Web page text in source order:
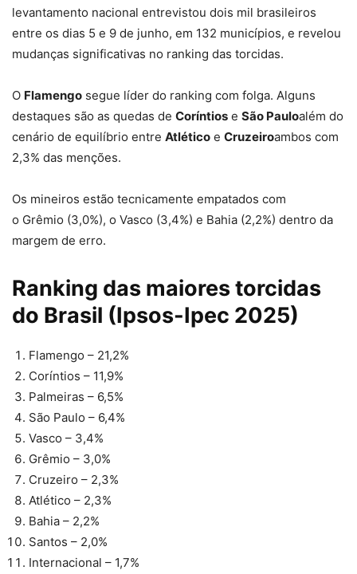
levantamento nacional entrevistou dois mil brasileiros
entre os dias 5 e 9 de junho, em 132 municípios, e revelou
mudanças significativas no ranking das torcidas.
O Flamengo segue líder do ranking com folga. Alguns
destaques são as quedas de Coríntios e São Pauloalém do
cenário de equilíbrio entre Atlético e Cruzeiroambos com
2,3% das menções.
Os mineiros estão tecnicamente empatados com
o Grêmio (3,0%), o Vasco (3,4%) e Bahia (2,2%) dentro da
margem de erro.
Ranking das maiores torcidas
do Brasil (Ipsos-Ipec 2025)
Flamengo – 21,2%
Coríntios – 11,9%
Palmeiras – 6,5%
São Paulo – 6,4%
Vasco – 3,4%
Grêmio – 3,0%
Cruzeiro – 2,3%
Atlético – 2,3%
Bahia – 2,2%
Santos – 2,0%
Internacional – 1,7%